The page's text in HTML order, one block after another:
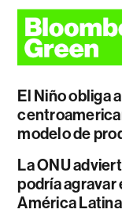
El Niño obliga
modelo de
La ONU
podría agravar
América